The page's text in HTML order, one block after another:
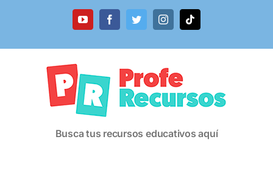
YouTubeFacebookTwitterInstagramTiktok
Busca tus recursos educativos aquí